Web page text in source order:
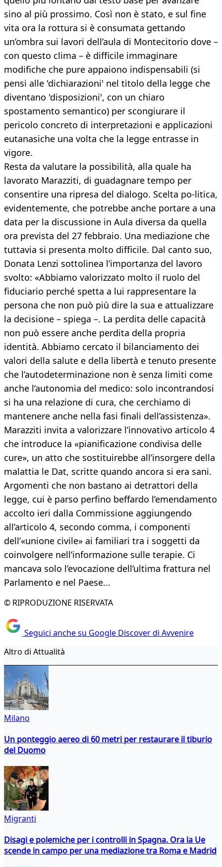
sino al più prossimo. Così non è stato, e sul fine
vita ora la rottura si è consumata gettando
un’ombra sui lavori dell’aula di Montecitorio dove –
con questo clima – è difficile immaginare
modifiche che pure appaiono indispensabili (si
pensi alle 'dichiarazioni' nel titolo della legge che
diventano 'disposizioni', con un chiaro
spostamento semantico) per scongiurare il
pericolo concreto di interpretazioni e applicazioni
eutanasiche una volta che la legge entrasse in
vigore.
Resta da valutare la possibilità, alla quale ha
lavorato Marazziti, di guadagnare tempo per
consentire una ripresa del dialogo. Scelta po-litica,
evidentemente, che potrebbe anche portare a una
data per la discussione in Aula diversa da quella
ora prevista del 27 febbraio. Una mediazione che
tuttavia si presenta molto difficile. Dal canto suo,
Donata Lenzi sottolinea l’importanza del lavoro
svolto: «Abbiamo valorizzato molto il ruolo del
fiduciario perché spetta a lui rappresentare la
persona che non può più dire la sua e attualizzare
la decisione – spiega –. La perdita delle capacità
non può essere anche perdita della propria
identità. Abbiamo cercato il bilanciamento dei
valori della salute e della libertà e tenuto presente
che l’autodeterminazione non è senza limiti come
anche l’autonomia del medico: solo incontrandosi
si ha una relazione di cura, che cerchiamo di
mantenere anche nella fasi finali dell’assistenza».
Marazziti invita a valorizzare l’innovativo articolo 4
che introduce la «pianificazione condivisa delle
cure», un atto che sostituirebbe all’insorgere della
malattia le Dat, scritte quando ancora si era sani.
Argomenti che non bastano ai detrattori della
legge, cui è parso perfino beffardo l’emendamento
accolto ieri dalla Commissione aggiungendo
all’articolo 4, secondo comma, i componenti
dell’«unione civile» ai familiari tra i soggetti da
coinvolgere nell’informazione sulle terapie. Ci
mancava solo l’evocazione dell’ultima frattura nel
Parlamento e nel Paese...
© RIPRODUZIONE RISERVATA
Seguici anche su Google Discover di Avvenire
Altro di Attualità
Milano
Un ponteggio aereo di 60 metri per restaurare il tiburio
del Duomo
Migranti
Disagi e polemiche per i controlli in Spagna. Ora la Ue
scende in campo per una mediazione tra Roma e Madrid